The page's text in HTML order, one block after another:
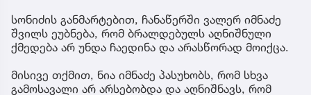
სონიძის განმარტებით, ჩანაწერში ვალერ იმნაძე
შვილს ეუბნება, რომ ბრალდებულს აღნიშნული
ქმედება არ უნდა ჩაედინა და არასწორად მოიქცა.
მისივე თქმით, ნია იმნაძე პასუხობს, რომ სხვა
გამოსავალი არ არსებობდა და აღნიშნავს, რომ